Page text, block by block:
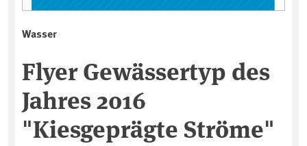
Wasser
Flyer Gewässertyp des
Jahres 2016
"Kiesgeprägte Ströme"